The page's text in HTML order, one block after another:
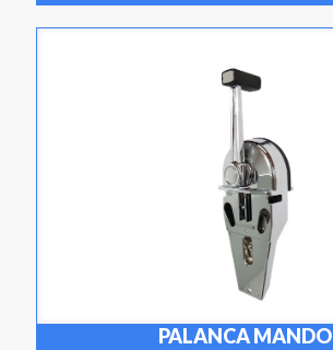
PALANCA MANDO